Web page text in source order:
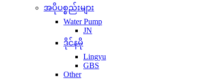
အပိုပစ္စည်းများ
Water Pump
JN
ဒိုင်နမို
Lingyu
GBS
Other